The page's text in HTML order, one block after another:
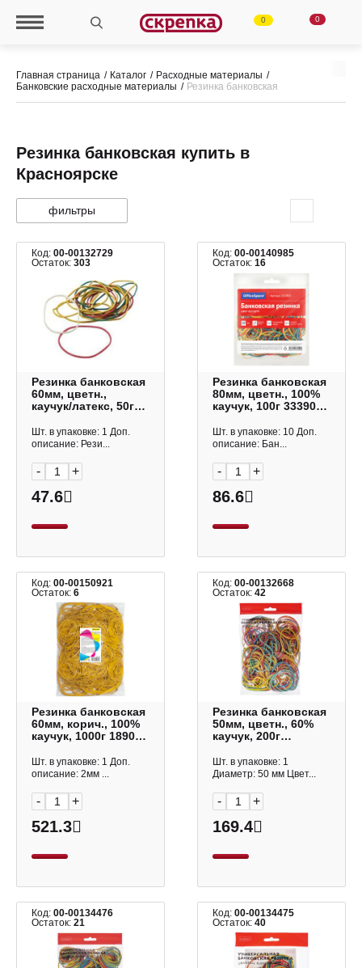
0 0
Главная страница Каталог
Расходные материалы
Банковские расходные материалы
Резинка банковская
Резинка банковская купить в
Красноярске
фильтры
Код: 00-00132729
Остаток: 303
Резинка банковская
60мм, цветн.,
каучук/латекс, 50г
Шт. в упаковке: 1 Доп.
описание: Рези...
- +
47.6
Код:00-00140985
Остаток:16
Резинка банковская
80мм, цветн., 100%
каучук, 100г 333905
Шт. в упаковке: 10 Доп.
описание: Бан...
- +
86.6
Код: 00-00150921
Остаток: 6
Резинка банковская
60мм, корич., 100%
каучук, 1000г 189023
Шт. в упаковке: 1 Доп.
описание: 2мм ...
- +
521.3
Код:00-00132668
Остаток:42
Резинка банковская
50мм, цветн., 60%
каучук, 200г
Шт. в упаковке: 1
Диаметр: 50 мм Цвет...
- +
169.4
Код: 00-00134476
Остаток: 21
Код:00-00134475
Остаток:40